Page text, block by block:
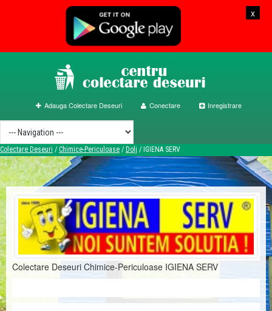
x
Adauga Colectare Deseuri Conectare Inregistrare
Colectare Deseuri / Chimice-Periculoase / Dolj / IGIENA SERV
Colectare Deseuri Chimice-Periculoase IGIENA SERV